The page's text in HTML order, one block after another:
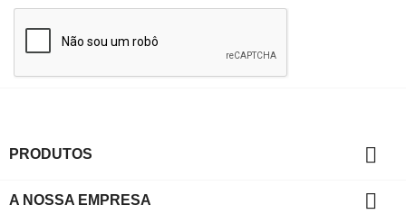
PRODUTOS 
A NOSSA EMPRESA 